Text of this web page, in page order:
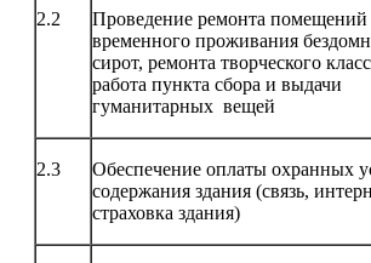
2.2
Проведение ремонта помещений
временного проживания
сирот, ремонта творческого
работа пункта сбора и выдачи
гуманитарных вещей
2.3
Обеспечение оплаты охранных
содержания здания (связь,
страховка здания)